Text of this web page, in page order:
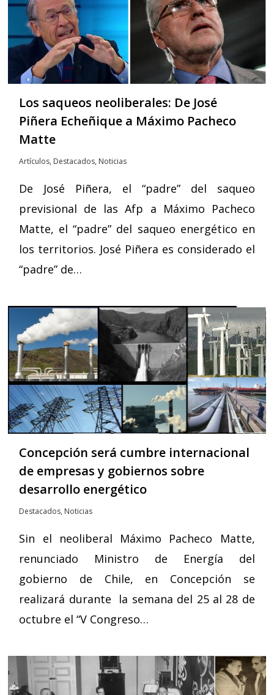
Los saqueos neoliberales: De José
Piñera Echeñique a Máximo Pacheco
Matte
Artículos, Destacados, Noticias
De José Piñera, el “padre” del saqueo
previsional de las Afp a Máximo Pacheco
Matte, el “padre” del saqueo energético en
los territorios. José Piñera es considerado el
“padre” de…
Concepción será cumbre internacional
de empresas y gobiernos sobre
desarrollo energético
Destacados, Noticias
Sin el neoliberal Máximo Pacheco Matte,
renunciado Ministro de Energía del
gobierno de Chile, en Concepción se
realizará durante la semana del 25 al 28 de
octubre el “V Congreso…